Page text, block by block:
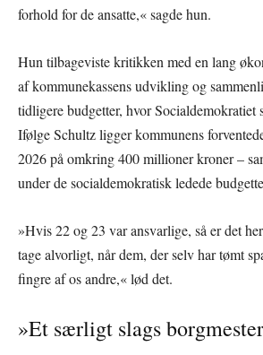
forhold for de ansatte,« sagde hun.
Hun tilbageviste kritikken med en lang
af kommunekassens udvikling og
tidligere budgetter, hvor Socialdemokratiet
Ifølge Schultz ligger kommunens
2026 på omkring 400 millioner kroner –
under de socialdemokratisk ledede
»Hvis 22 og 23 var ansvarlige, så er det
tage alvorligt, når dem, der selv har tømt
fingre af os andre,« lød det.
»Et særligt slags